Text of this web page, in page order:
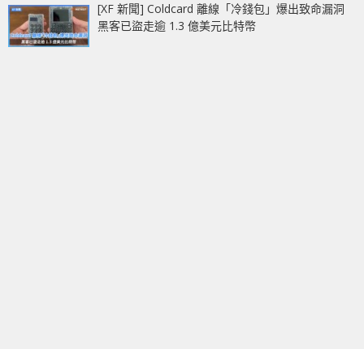
[XF 新聞] Coldcard 離線「冷錢包」爆出致命漏洞
黑客已盜走逾 1.3 億美元比特幣